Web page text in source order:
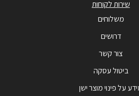
שירות לקוחות
משלוחים
דרושים
צור קשר
ביטול עסקה
על פינוי מוצר ישן